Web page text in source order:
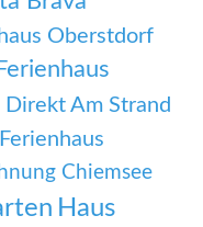
Oberstdorf
Ferienhaus
Direkt Am Strand
Ferienhaus
Chiemsee
Haus